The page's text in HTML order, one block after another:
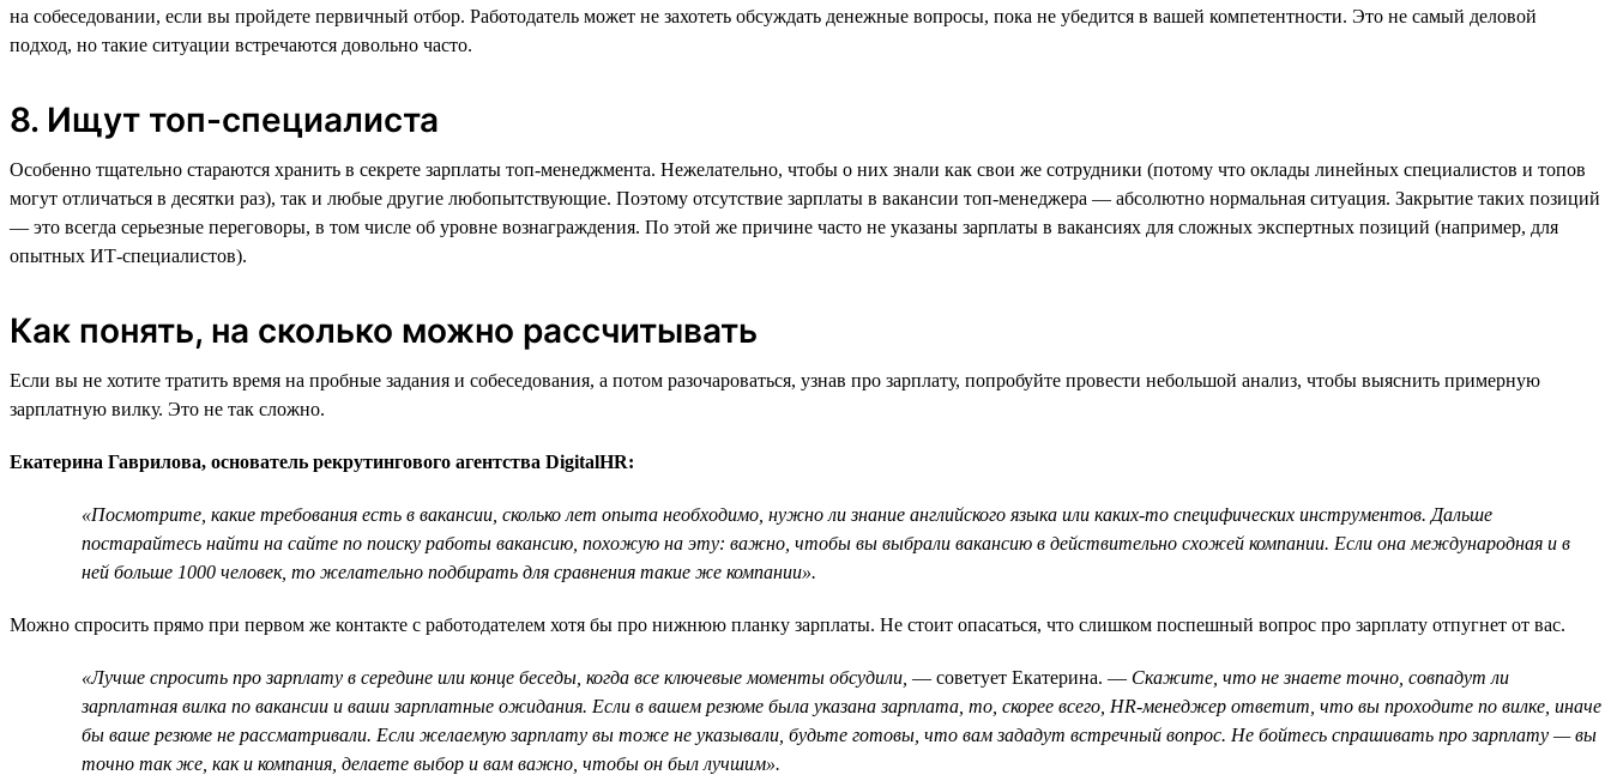
на собеседовании, если вы пройдете первичный отбор. Работодатель может не захотеть обсуждать денежные вопросы, пока не убедится в вашей компетентности. Это не самый деловой
подход, но такие ситуации встречаются довольно часто.
8. Ищут топ-специалиста
Особенно тщательно стараются хранить в секрете зарплаты топ-менеджмента. Нежелательно, чтобы о них знали как свои же сотрудники (потому что оклады линейных специалистов и топов
могут отличаться в десятки раз), так и любые другие любопытствующие. Поэтому отсутствие зарплаты в вакансии топ-менеджера — абсолютно нормальная ситуация. Закрытие таких позиций
— это всегда серьезные переговоры, в том числе об уровне вознаграждения. По этой же причине часто не указаны зарплаты в вакансиях для сложных экспертных позиций (например, для
опытных ИТ-специалистов).
Как понять, на сколько можно рассчитывать
Если вы не хотите тратить время на пробные задания и собеседования, а потом разочароваться, узнав про зарплату, попробуйте провести небольшой анализ, чтобы выяснить примерную
зарплатную вилку. Это не так сложно.
Екатерина Гаврилова, основатель рекрутингового агентства DigitalHR:
«Посмотрите, какие требования есть в вакансии, сколько лет опыта необходимо, нужно ли знание английского языка или каких-то специфических инструментов. Дальше
постарайтесь найти на сайте по поиску работы вакансию, похожую на эту: важно, чтобы вы выбрали вакансию в действительно схожей компании. Если она международная и в
ней больше 1000 человек, то желательно подбирать для сравнения такие же компании».
Можно спросить прямо при первом же контакте с работодателем хотя бы про нижнюю планку зарплаты. Не стоит опасаться, что слишком поспешный вопрос про зарплату отпугнет от вас.
«Лучше спросить про зарплату в середине или конце беседы, когда все ключевые моменты обсудили, — советует Екатерина. — Скажите, что не знаете точно, совпадут ли
зарплатная вилка по вакансии и ваши зарплатные ожидания. Если в вашем резюме была указана зарплата, то, скорее всего, HR-менеджер ответит, что вы проходите по вилке, иначе
бы ваше резюме не рассматривали. Если желаемую зарплату вы тоже не указывали, будьте готовы, что вам зададут встречный вопрос. Не бойтесь спрашивать про зарплату — вы
точно так же, как и компания, делаете выбор и вам важно, чтобы он был лучшим».